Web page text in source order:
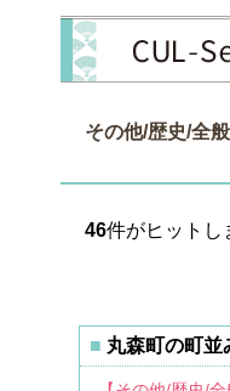
その他/歴史/全
46件がヒットし
丸森町の町並